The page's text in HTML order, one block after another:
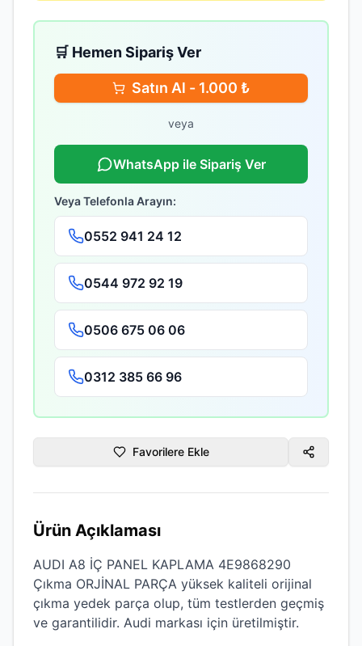
🛒 Hemen Sipariş Ver
Satın Al - 1.000 ₺
veya
WhatsApp ile Sipariş Ver
Veya Telefonla Arayın:
0552 941 24 12
0544 972 92 19
0506 675 06 06
0312 385 66 96
Favorilere Ekle
Ürün Açıklaması
AUDI A8 İÇ PANEL KAPLAMA 4E9868290
Çıkma ORJİNAL PARÇA yüksek kaliteli orijinal
çıkma yedek parça olup, tüm testlerden geçmiş
ve garantilidir. Audi markası için üretilmiştir.